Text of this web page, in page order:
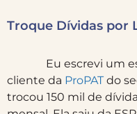
Troque Dívidas por
Eu escrevi um
cliente da ProPAT do
trocou 150 mil de